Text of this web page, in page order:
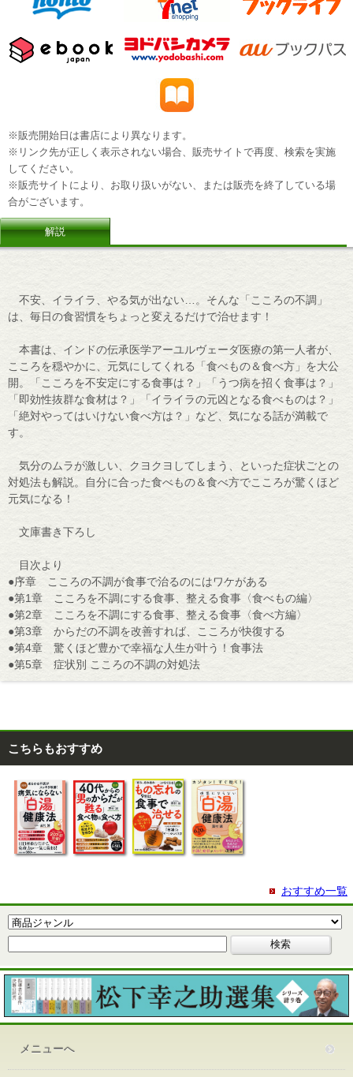
※販売開始日は書店により異なります。
※リンク先が正しく表示されない場合、販売サイトで再度、検索を実施
してください。
※販売サイトにより、お取り扱いがない、または販売を終了している場
合がございます。
解説
不安、イライラ、やる気が出ない…。そんな「こころの不調」
は、毎日の食習慣をちょっと変えるだけで治せます！
本書は、インドの伝承医学アーユルヴェーダ医療の第一人者が、
こころを穏やかに、元気にしてくれる「食べもの＆食べ方」を大公
開。「こころを不安定にする食事は？」「うつ病を招く食事は？」
「即効性抜群な食材は？」「イライラの元凶となる食べものは？」
「絶対やってはいけない食べ方は？」など、気になる話が満載で
す。
気分のムラが激しい、クヨクヨしてしまう、といった症状ごとの
対処法も解説。自分に合った食べもの＆食べ方でこころが驚くほど
元気になる！
文庫書き下ろし
目次より
●序章 こころの不調が食事で治るのにはワケがある
●第1章 こころを不調にする食事、整える食事〈食べもの編〉
●第2章 こころを不調にする食事、整える食事〈食べ方編〉
●第3章 からだの不調を改善すれば、こころが快復する
●第4章 驚くほど豊かで幸福な人生が叶う！食事法
●第5章 症状別 こころの不調の対処法
こちらもおすすめ
おすすめ一覧
メニューへ